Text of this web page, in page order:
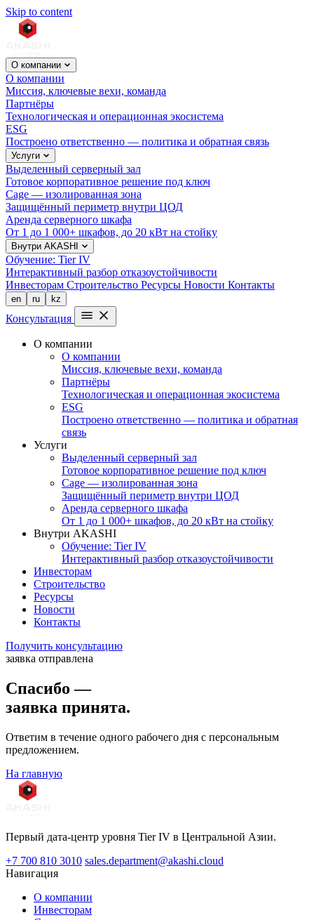
Skip to content
О компании
О компании
Миссия, ключевые вехи, команда
Партнёры
Технологическая и операционная экосистема
ESG
Построено ответственно — политика и обратная связь
Услуги
Выделенный серверный зал
Готовое корпоративное решение под ключ
Cage — изолированная зона
Защищённый периметр внутри ЦОД
Аренда серверного шкафа
От 1 до 1 000+ шкафов, до 20 кВт на стойку
Внутри AKASHI
Обучение: Tier IV
Интерактивный разбор отказоустойчивости
Инвесторам Строительство Ресурсы Новости Контакты
en ru kz
Консультация
О компании
О компании
Миссия, ключевые вехи, команда
Партнёры
Технологическая и операционная экосистема
ESG
Построено ответственно — политика и обратная
связь
Услуги
Выделенный серверный зал
Готовое корпоративное решение под ключ
Cage — изолированная зона
Защищённый периметр внутри ЦОД
Аренда серверного шкафа
От 1 до 1 000+ шкафов, до 20 кВт на стойку
Внутри AKASHI
Обучение: Tier IV
Интерактивный разбор отказоустойчивости
Инвесторам
Строительство
Ресурсы
Новости
Контакты
Получить консультацию
заявка отправлена
Спасибо —
заявка принята.
Ответим в течение одного рабочего дня с персональным
предложением.
На главную
Первый дата-центр уровня Tier IV в Центральной Азии.
+7 700 810 3010 sales.department@akashi.cloud
Навигация
О компании
Инвесторам